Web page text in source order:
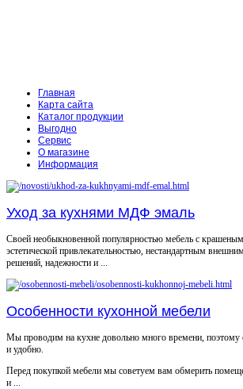
Главная
Карта сайта
Каталог продукции
Выгодно
Сервис
О магазине
Информация
Уход за кухнями МДФ эмаль
Своей необыкновенной популярностью мебель с
эстетической привлекательностью, нестандартным
решений, надежности и ...
Особенности кухонной мебели
Мы проводим на кухне довольно много времени, поэтому
и удобно.
Перед покупкой мебели мы советуем вам обмерить
и ...